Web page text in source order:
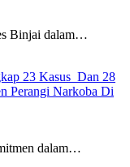
Binjai dalam…
23 Kasus Dan 28
Perangi Narkoba Di
dalam…